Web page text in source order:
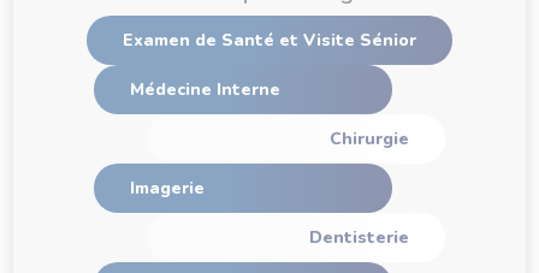
Examen de Santé et Visite Sénior
Médecine Interne
Chirurgie
Imagerie
Dentisterie